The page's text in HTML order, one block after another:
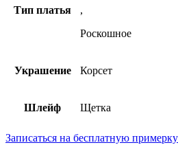
Тип платья
,
Роскошное
Украшение Корсет
Шлейф Щетка
Записаться на бесплатную